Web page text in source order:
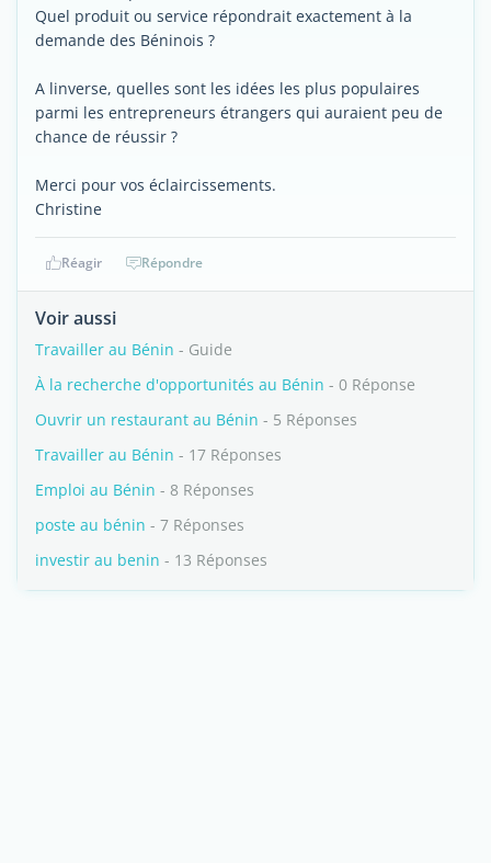
Quel produit ou service répondrait exactement à la
demande des Béninois ?
A linverse, quelles sont les idées les plus populaires
parmi les entrepreneurs étrangers qui auraient peu de
chance de réussir ?
Merci pour vos éclaircissements.
Christine
Réagir Répondre
Voir aussi
Travailler au Bénin - Guide
À la recherche d'opportunités au Bénin - 0 Réponse
Ouvrir un restaurant au Bénin - 5 Réponses
Travailler au Bénin - 17 Réponses
Emploi au Bénin - 8 Réponses
poste au bénin - 7 Réponses
investir au benin - 13 Réponses